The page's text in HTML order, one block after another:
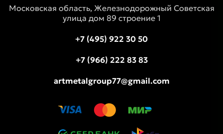
Московская область, Железнодорожный Советская
улица дом 89 строение 1
+7 (495) 922 30 50
+7 (966) 222 83 83
artmetalgroup77@gmail.com